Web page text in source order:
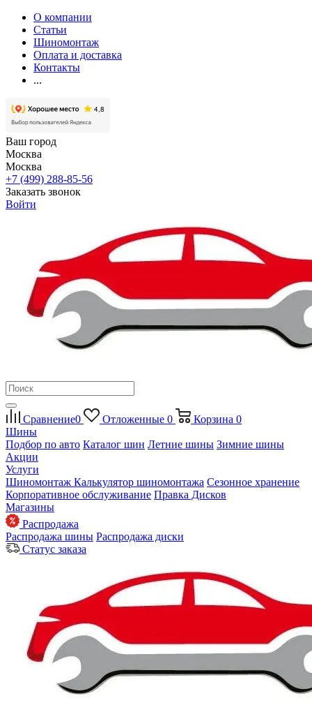
О компании
Статьи
Шиномонтаж
Оплата и доставка
Контакты
...
Ваш город
Москва
Москва
+7 (499) 288-85-56
Заказать звонок
Войти
Сравнение0 Отложенные 0 Корзина 0
Шины
Подбор по авто Каталог шин Летние шины Зимние шины
Акции
Услуги
Шиномонтаж Калькулятор шиномонтажа Сезонное хранение
Корпоративное обслуживание Правка Дисков
Магазины
Распродажа
Распродажа шины Распродажа диски
Статус заказа